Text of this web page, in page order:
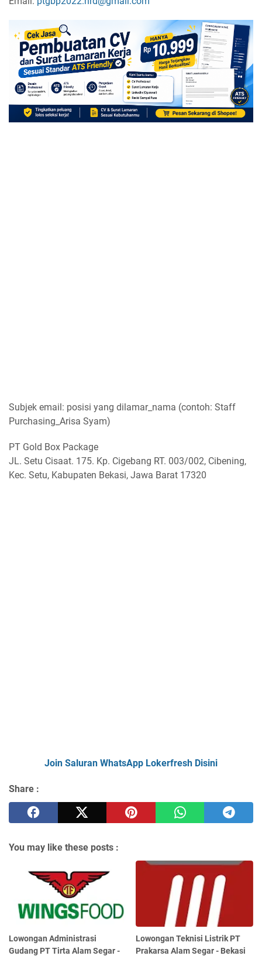
Subjek email: posisi yang dilamar_nama (contoh: Staff
Purchasing_Arisa Syam)
PT Gold Box Package
JL. Setu Cisaat. 175. Kp. Cigebang RT. 003/002, Cibening,
Kec. Setu, Kabupaten Bekasi, Jawa Barat 17320
Join Saluran WhatsApp Lokerfresh Disini
Share :
You may like these posts :
Lowongan Administrasi
Gudang PT Tirta Alam Segar -
Lowongan Teknisi Listrik PT
Prakarsa Alam Segar - Bekasi